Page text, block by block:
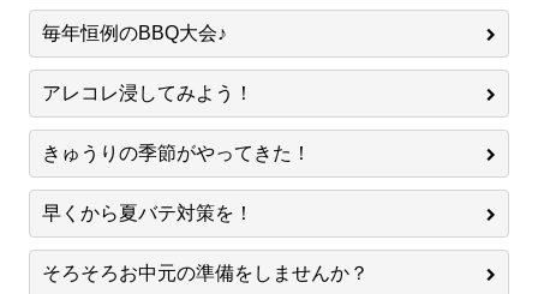
毎年恒例のBBQ大会♪
アレコレ浸してみよう！
きゅうりの季節がやってきた！
早くから夏バテ対策を！
そろそろお中元の準備をしませんか？